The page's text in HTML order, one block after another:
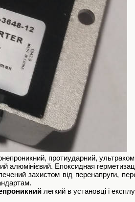
протиударний,
алюмінієвий. Епоксидная
захистом від перенапруги,
легкий в установці і